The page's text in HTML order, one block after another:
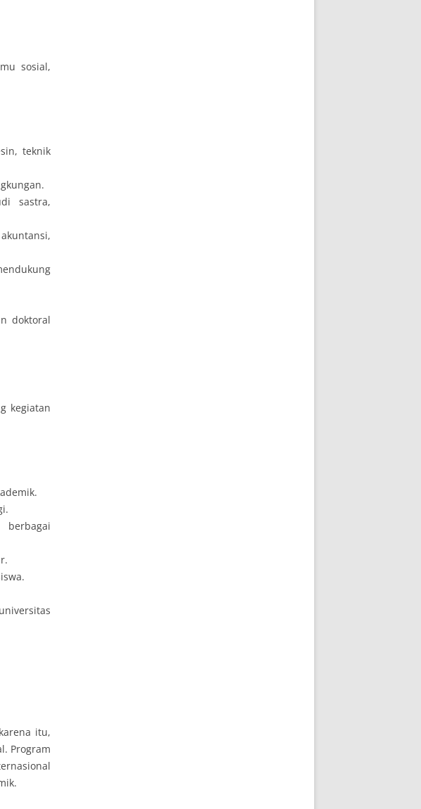
sosial,
teknik
sastra,
doktoral
kegiatan
berbagai
itu,
Program